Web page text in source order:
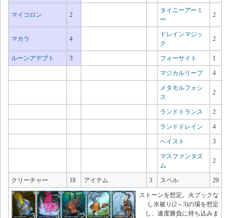
マイコロン 2
タイニーアーミ
ー
2
マカラ 4
ドレインマジッ
ク
2
ルーンアデプト 3 フォーサイト 1
マジカルリープ 4
メタモルフォシ
ス
2
ランドトランス 2
ランドドレイン 4
ヘイスト 3
マスファンタズ
ム
2
クリーチャー 18 アイテム 3 スペル 29
ストーンを想定。火ブックな
し水被り(2～3)の場を想定
し、速度勝負に持ち込みま